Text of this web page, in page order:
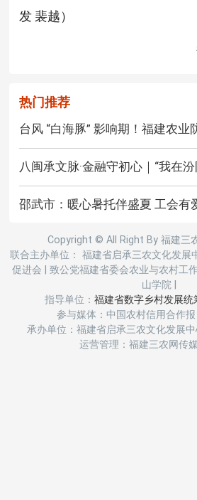
发 裴越）
热门推荐
台风 “白海豚” 影响期！福建农业
八闽承文脉·金融守初心｜“我在
邵武市：暖心暑托伴盛夏 工会有
Copyright © All Right By 福建三
联合主办单位： 福建省启承三农文化发展
促进会
致公党福建省委会农业与农村工
山学院
指导单位： 福建省数字乡村发展统
参与媒体：中国农村信用合作
承办单位：福建省启承三农文化发展
运营管理：福建三农网传